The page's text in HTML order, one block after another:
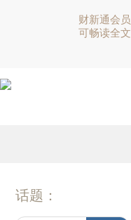
财新通会员
可畅读全文
话题：